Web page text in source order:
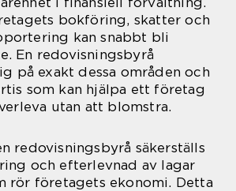
bokföring, skatter och
kan snabbt bli
En redovisningsbyrå
på exakt dessa områden och
som kan hjälpa ett företag
utan att blomstra.
redovisningsbyrå säkerställs
och efterlevnad av lagar
rör företagets ekonomi. Detta